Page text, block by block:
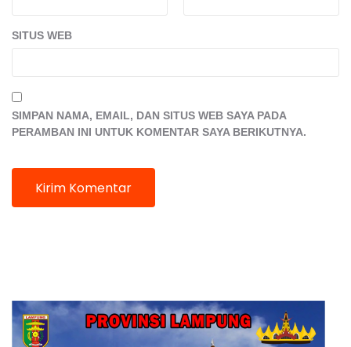
SITUS WEB
SIMPAN NAMA, EMAIL, DAN SITUS WEB SAYA PADA
PERAMBAN INI UNTUK KOMENTAR SAYA BERIKUTNYA.